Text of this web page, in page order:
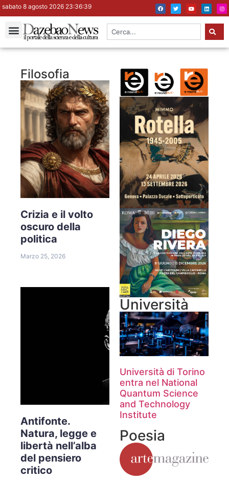
sabato 8 agosto 2026 23:36:40
Filosofia
Crizia e il volto
oscuro della
politica
Marzo 25, 2026
Antifonte.
Natura, legge e
libertà nell’alba
del pensiero
critico
Università
Università di Torino
entra nel National
Quantum Science
and Technology
Institute
Poesia